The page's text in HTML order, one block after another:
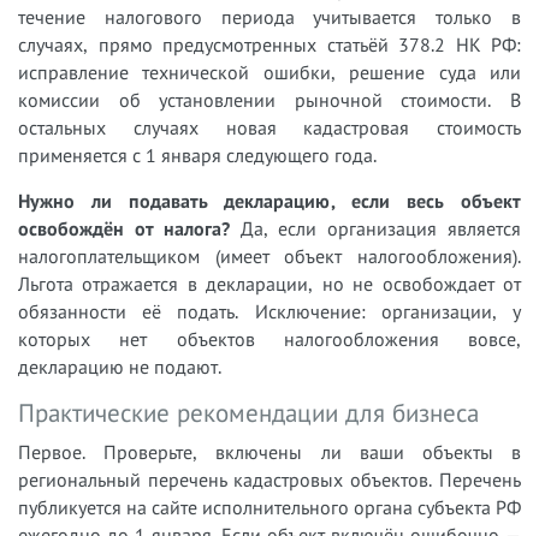
течение налогового периода учитывается только в
случаях, прямо предусмотренных статьёй 378.2 НК РФ:
исправление технической ошибки, решение суда или
комиссии об установлении рыночной стоимости. В
остальных случаях новая кадастровая стоимость
применяется с 1 января следующего года.
Нужно ли подавать декларацию, если весь объект
освобождён от налога?Да, если организация является
налогоплательщиком (имеет объект налогообложения).
Льгота отражается в декларации, но не освобождает от
обязанности её подать. Исключение: организации, у
которых нет объектов налогообложения вовсе,
декларацию не подают.
Практические рекомендации для бизнеса
Первое. Проверьте, включены ли ваши объекты в
региональный перечень кадастровых объектов. Перечень
публикуется на сайте исполнительного органа субъекта РФ